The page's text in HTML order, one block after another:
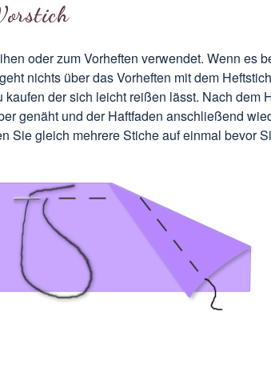
oder zum Vorheften verwendet. Wenn es
nichts über das Vorheften mit dem
kaufen der sich leicht reißen lässt. Nach dem
genäht und der Haftfaden anschließend
Sie gleich mehrere Stiche auf einmal bevor